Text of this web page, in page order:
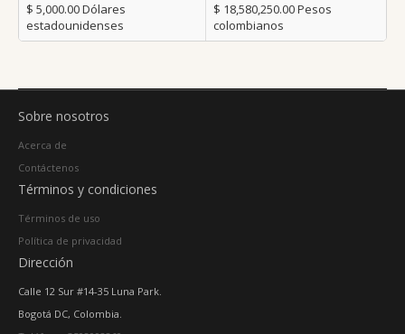
$ 5,000.00Dólares
estadounidenses
$ 18,580,250.00Pesos
colombianos
Sobre nosotros
Acerca de
Contáctenos
Términos y condiciones
Términos de uso
Política de privacidad
Dirección
Calle 12 Sur #14-35 Luna Park.
Bogotá DC, Colombia.